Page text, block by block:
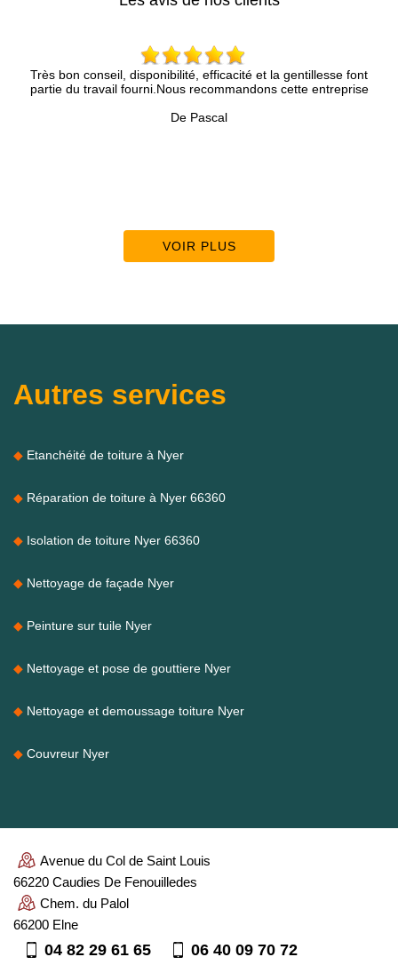
Mr Brun et son collègues sont très pros, réactifs et sympathiques.
Nous sommes très satisfaits de leur prestation sur notre toiture et
VOIR PLUS
Autres services
Etanchéité de toiture à Nyer
Réparation de toiture à Nyer 66360
Isolation de toiture Nyer 66360
Nettoyage de façade Nyer
Peinture sur tuile Nyer
Nettoyage et pose de gouttiere Nyer
Nettoyage et demoussage toiture Nyer
Couvreur Nyer
Avenue du Col de Saint Louis
66220 Caudies De Fenouilledes
Chem. du Palol
66200 Elne
04 82 29 61 65 06 40 09 70 72